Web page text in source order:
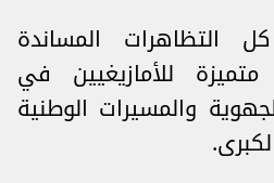
التظاهرات المساندة
للأمازيغيين في
والمسيرات الوطنية